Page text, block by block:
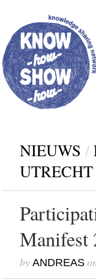
NIEUWS /
UTRECHT
Manifest
by ANDREAS